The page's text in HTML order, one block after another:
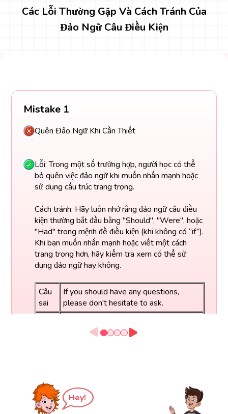
Các Lỗi Thường Gặp Và Cách Tránh Của
Đảo Ngữ Câu Điều Kiện
Mistake 1
Quên Đảo Ngữ Khi Cần Thiết
Lỗi: Trong một số trường hợp, người học có thể
bỏ quên việc đảo ngữ khi muốn nhấn mạnh hoặc
sử dụng cấu trúc trang trọng.
Cách tránh: Hãy luôn nhớ rằng đảo ngữ câu điều
kiện thường bắt đầu bằng "Should", "Were", hoặc
"Had" trong mệnh đề điều kiện (khi không có “if”).
Khi bạn muốn nhấn mạnh hoặc viết một cách
trang trọng hơn, hãy kiểm tra xem có thể sử
dụng đảo ngữ hay không.
Câu
sai
If you should have any questions,
please don't hesitate to ask.
don't hesitate to ask.
Hey!